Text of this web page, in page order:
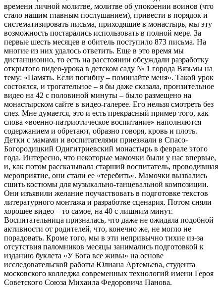
времени личной молитве, молитве об упокоении воинов (что
стало нашим главным послушанием), привести в порядок и
систематизировать письма, приходящие в монастырь, мы эту
возможность постарались использовать в полной мере. За
первые шесть месяцев в обитель поступило 873 письма. На
многие из них удалось ответить. Еще в это время мы
дистанционно, то есть на расстоянии обсуждали разработку
открытого видео-урока в детском саду № 1 города Вязьмы на
тему: «Память. Если погибну – поминайте меня». Такой урок
состоялся, и трогательное – я бы даже сказала, пронзительное
видео на 42 с половиной минуты – было размещено на
монастырском сайте в видео-галерее. Его нельзя смотреть без
слез. Мне думается, это и есть прекрасный пример того, как
слова «военно-патриотическое воспитание» наполняются
содержанием и обретают, образно говоря, кровь и плоть.
Детки с мамами и воспитателями приезжали в Спасо-
Богородицкий Одигитриевский монастырь в феврале этого
года. Интересно, что некоторые мамочки были у нас впервые,
и, как потом рассказывала старший воспитатель, проводившая
мероприятие, они стали ее «теребить». Мамочки вызвались
сшить костюмы для музыкально-танцевальной композиции.
Они изъявили желание поучаствовать в подготовке текстов
литературного монтажа и разработке сценария. Потом сняли
хорошее видео – то самое, на 40 с лишним минут.
Воспитательница призналась, что даже не ожидала подобной
активности от родителей, что, конечно же, не могло не
порадовать. Кроме того, мы в эти непривычно тихие из-за
отсутствия паломников месяцы занимались подготовкой к
изданию буклета «У Бога все живы» на основе
исследовательской работы Юлиана Артемьева, студента
московского колледжа современных технологий имени Героя
Советского Союза Михаила Федоровича Панова.